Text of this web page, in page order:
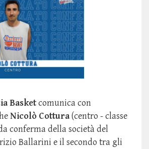
Basketcomunica con
Nicolò Cottura(centro - classe
conferma della società del
Ballarini e il secondo tra gli